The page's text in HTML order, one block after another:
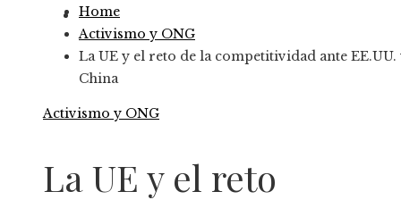
Responsabilidad social
Home
Activismo y ONG
La UE y el reto de la competitividad ante EE.UU.
China
Activismo y ONG
La UE y el reto